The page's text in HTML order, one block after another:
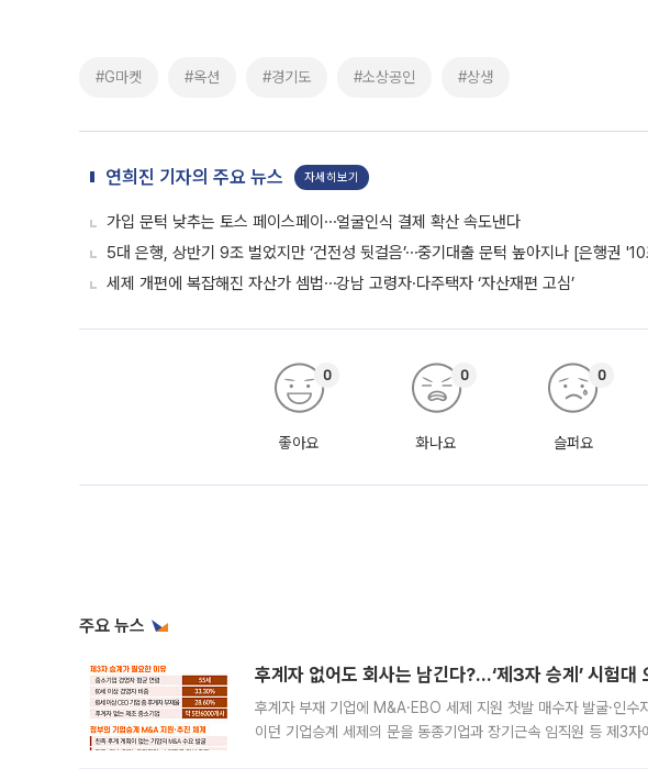
#G마켓 #옥션 #경기도 #소상공인 #상생
연희진 기자의 주요 뉴스 자세히보기
가입 문턱 낮추는 토스 페이스페이⋯얼굴인식 결제 확산 속도낸다
5대 은행, 상반기 9조 벌었지만 ‘건전성 뒷걸음’⋯중기대출 문턱 높아지나 [은행권
세제 개편에 복잡해진 자산가 셈법⋯강남 고령자·다주택자 ‘자산재편 고심’
좋아요
0
화나요
0
슬퍼요
0
주요 뉴스
후계자 없어도 회사는 남긴다?…‘제3자 승계’ 시험
후계자 부재 기업에 M&A·EBO 세제 지원 첫발 매수자 발굴·인수
이던 기업승계 세제의 문을 동종기업과 장기근속 임직원 등 제3